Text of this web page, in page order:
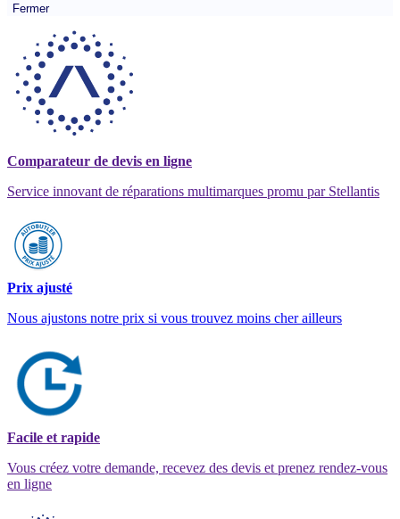
Fermer
Comparateur de devis en ligne
Service innovant de réparations multimarques promu par Stellantis
Prix ajusté
Nous ajustons notre prix si vous trouvez moins cher ailleurs
Facile et rapide
Vous créez votre demande, recevez des devis et prenez rendez-vous
en ligne